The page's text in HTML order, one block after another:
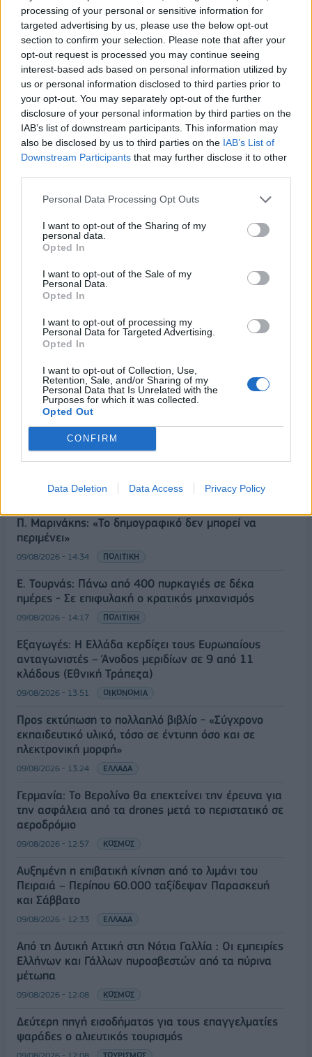
processing of your personal or sensitive information for
targeted advertising by us, please use the below opt-out
section to confirm your selection. Please note that after your
opt-out request is processed you may continue seeing
interest-based ads based on personal information utilized by
us or personal information disclosed to third parties prior to
your opt-out. You may separately opt-out of the further
disclosure of your personal information by third parties on the
IAB’s list of downstream participants. This information may
also be disclosed by us to third parties on the IAB’s List of
Downstream Participants that may further disclose it to other
Personal Data Processing Opt Outs
I want to opt-out of the Sharing of my
personal data.
Opted In
I want to opt-out of the Sale of my
Personal Data.
Opted In
I want to opt-out of processing my
Personal Data for Targeted Advertising.
Opted In
I want to opt-out of Collection, Use,
Retention, Sale, and/or Sharing of my
Personal Data that Is Unrelated with the
Purposes for which it was collected.
Opted Out
CONFIRM
Data Deletion Data Access Privacy Policy
ΠΕΡΙΣΣΌΤΕΡΑ ΣΕ ΑΥΤΉ ΤΗΝ ΚΑΤΗΓΟΡΊΑ
Hellas Sat: Συνεργασία με
για ανάπτυξη φορτίου
οπτικών επικοινωνιών
Τα νέα Xiaomi Redmi Note
13 έφτασαν στα
καταστήματα Vodafone και
26/01/2024 - 16:06
Π. Μαρινάκης: «Το δημογραφικό δεν μπορεί να
περιμένει»
09/08/2026 - 14:34 ΠΟΛΙΤΙΚΗ
Ε. Τουρνάς: Πάνω από 400 πυρκαγιές σε δέκα
ημέρες - Σε επιφυλακή ο κρατικός μηχανισμός
09/08/2026 - 14:17 ΠΟΛΙΤΙΚΗ
Εξαγωγές: Η Ελλάδα κερδίζει τους Ευρωπαίους
ανταγωνιστές – Άνοδος μεριδίων σε 9 από 11
κλάδους (Εθνική Τράπεζα)
09/08/2026 - 13:51 ΟΙΚΟΝΟΜΙΑ
Προς εκτύπωση το πολλαπλό βιβλίο - «Σύγχρονο
εκπαιδευτικό υλικό, τόσο σε έντυπη όσο και σε
ηλεκτρονική μορφή»
09/08/2026 - 13:24 ΕΛΛΑΔΑ
Γερμανία: Το Βερολίνο θα επεκτείνει την έρευνα για
την ασφάλεια από τα drones μετά το περιστατικό σε
αεροδρόμιο
09/08/2026 - 12:57 ΚΟΣΜΟΣ
Αυξημένη η επιβατική κίνηση από το λιμάνι του
Πειραιά – Περίπου 60.000 ταξίδεψαν Παρασκευή
και Σάββατο
09/08/2026 - 12:33 ΕΛΛΑΔΑ
Από τη Δυτική Αττική στη Νότια Γαλλία : Οι εμπειρίες
Ελλήνων και Γάλλων πυροσβεστών από τα πύρινα
μέτωπα
09/08/2026 - 12:08 ΚΟΣΜΟΣ
Δεύτερη πηγή εισοδήματος για τους επαγγελματίες
ψαράδες ο αλιευτικός τουρισμός